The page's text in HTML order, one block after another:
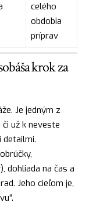
celého
obdobia
príprav
krok za
Je jedným z
už k neveste
detailmi.
dohliada na čas a
Jeho cieľom je,